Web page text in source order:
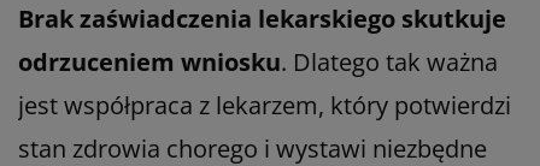
Brak zaświadczenia lekarskiego skutkuje
odrzuceniem wniosku. Dlatego tak ważna
jest współpraca z lekarzem, który potwierdzi
stan zdrowia chorego i wystawi niezbędne